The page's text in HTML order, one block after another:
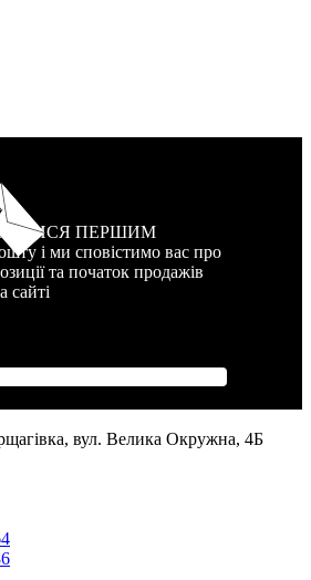
ПЕРШИМ
і ми сповістимо вас про
та початок продажів
сайті
вул. Велика Окружна, 4Б